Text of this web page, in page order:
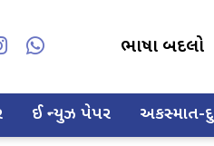
ભાષા બદલો
ઈ ન્યુઝ પેપર અકસ્માત-